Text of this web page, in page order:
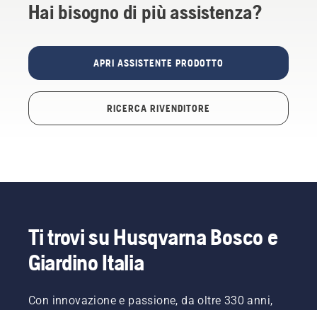
Hai bisogno di più assistenza?
APRI ASSISTENTE PRODOTTO
RICERCA RIVENDITORE
Ti trovi su Husqvarna Bosco e
Giardino Italia
Con innovazione e passione, da oltre 330 anni,